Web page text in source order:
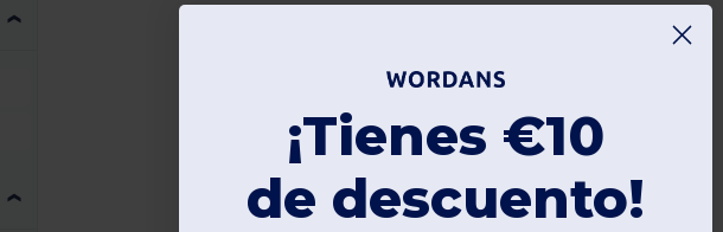
¡Tienes €10
de descuento!